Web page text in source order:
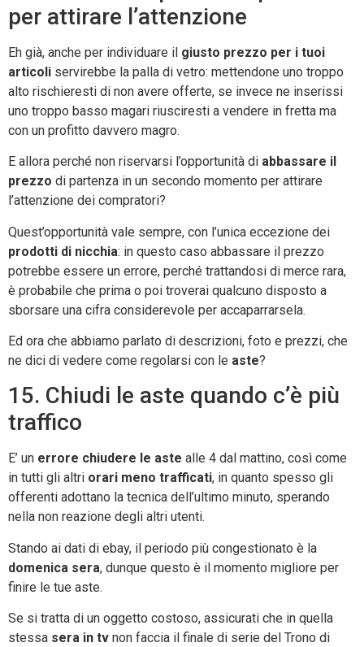
per attirare l’attenzione
Eh già, anche per individuare il giusto prezzo per i tuoi
articoli servirebbe la palla di vetro: mettendone uno troppo
alto rischieresti di non avere offerte, se invece ne inserissi
uno troppo basso magari riusciresti a vendere in fretta ma
con un profitto davvero magro.
E allora perché non riservarsi l’opportunità di abbassare il
prezzo di partenza in un secondo momento per attirare
l’attenzione dei compratori?
Quest’opportunità vale sempre, con l’unica eccezione dei
prodotti di nicchia: in questo caso abbassare il prezzo
potrebbe essere un errore, perché trattandosi di merce rara,
è probabile che prima o poi troverai qualcuno disposto a
sborsare una cifra considerevole per accaparrarsela.
Ed ora che abbiamo parlato di descrizioni, foto e prezzi, che
ne dici di vedere come regolarsi con le aste?
15. Chiudi le aste quando c’è più
traffico
E’ un errore chiudere le aste alle 4 dal mattino, così come
in tutti gli altri orari meno trafficati, in quanto spesso gli
offerenti adottano la tecnica dell’ultimo minuto, sperando
nella non reazione degli altri utenti.
Stando ai dati di ebay, il periodo più congestionato è la
domenica sera, dunque questo è il momento migliore per
finire le tue aste.
Se si tratta di un oggetto costoso, assicurati che in quella
stessa sera in tv non faccia il finale di serie del Trono di